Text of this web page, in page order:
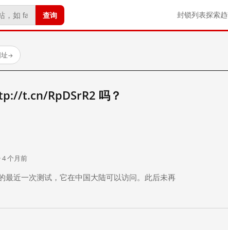
查询 封锁列表探索
→
t.cn/RpDSrR2 吗？
4 个月前
近一次测试，它在中国大陆可以访问。此后未再